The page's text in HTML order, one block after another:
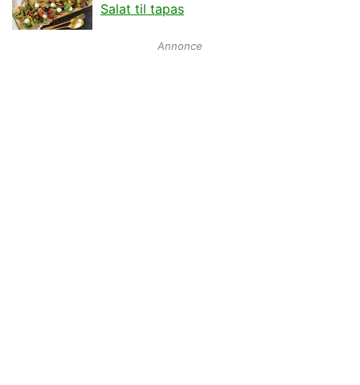
Salat til tapas
Annonce